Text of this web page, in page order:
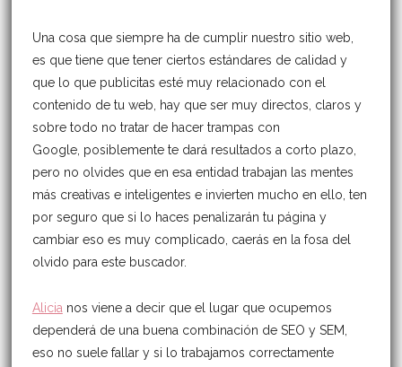
Una cosa que siempre ha de cumplir nuestro sitio web,
es que tiene que tener ciertos estándares de calidad y
que lo que publicitas esté muy relacionado con el
contenido de tu web, hay que ser muy directos, claros y
sobre todo no tratar de hacer trampas con
Google, posiblemente te dará resultados a corto plazo,
pero no olvides que en esa entidad trabajan las mentes
más creativas e inteligentes e invierten mucho en ello, ten
por seguro que si lo haces penalizarán tu página y
cambiar eso es muy complicado, caerás en la fosa del
olvido para este buscador.
Alicia nos viene a decir que el lugar que ocupemos
dependerá de una buena combinación de SEO y SEM,
eso no suele fallar y si lo trabajamos correctamente